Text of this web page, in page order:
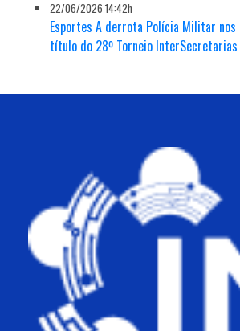
22/06/2026 14:42h
Esportes A derrota Polícia Militar
título do 28º Torneio InterSecretarias